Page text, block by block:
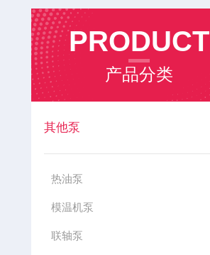
PRODUCT
产品分类
其他泵
热油泵
模温机泵
联轴泵